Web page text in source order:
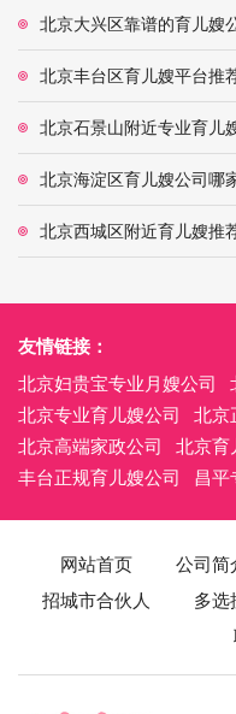
北京大兴区靠谱的育儿嫂
北京丰台区育儿嫂平台推
北京石景山附近专业育儿
北京海淀区育儿嫂公司哪
北京西城区附近育儿嫂推
友情链接：
北京妇贵宝专业月嫂公司
北京专业育儿嫂公司
北京
北京高端家政公司
北京育
丰台正规育儿嫂公司
昌平
网站首页 公司简
招城市合伙人
多选